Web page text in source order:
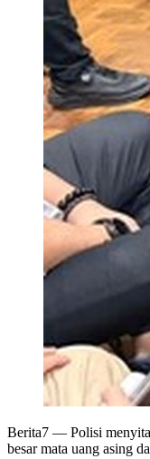
Berita7 — Polisi menyita
besar mata uang asing